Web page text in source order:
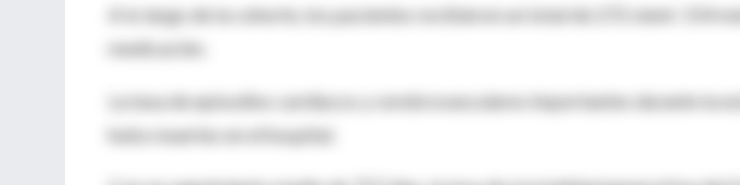
A lo largo de la cohorte, los pacientes recibieron un total de 272 stent: 154
medicación.
La tasa de episodios cardíacos y cerebrovasculares importantes durante la
hubo muertes en el hospital.